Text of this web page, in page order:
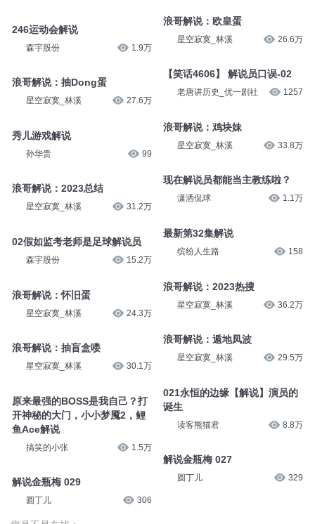
246运动会解说
森宇股份 1.9万
浪哥解说：抽Dong蛋
星空寂寞_林溪 27.6万
秀儿游戏解说
孙华贵 99
浪哥解说：2023总结
星空寂寞_林溪 31.2万
02假如监考老师是足球解说员
森宇股份 15.2万
浪哥解说：怀旧蛋
星空寂寞_林溪 24.3万
浪哥解说：抽盲盒喽
星空寂寞_林溪 30.1万
原来最强的BOSS是我自己？打
开神秘的大门，小小梦魇2，鲤
鱼Ace解说
搞笑的小张 1.5万
解说金瓶梅 029
圆丁儿 306
浪哥解说：欧皇蛋
星空寂寞_林溪 26.6万
【笑话4606】 解说员口误-02
老唐讲历史_优一剧社 1257
浪哥解说：鸡块妹
星空寂寞_林溪 33.8万
现在解说员都能当主教练啦？
潇洒侃球 1.1万
最新第32集解说
缤纷人生路 158
浪哥解说：2023热搜
星空寂寞_林溪 36.2万
浪哥解说：遁地凤波
星空寂寞_林溪 29.5万
021永恒的边缘【解说】演员的
诞生
读客熊猫君 8.8万
解说金瓶梅 027
圆丁儿 329